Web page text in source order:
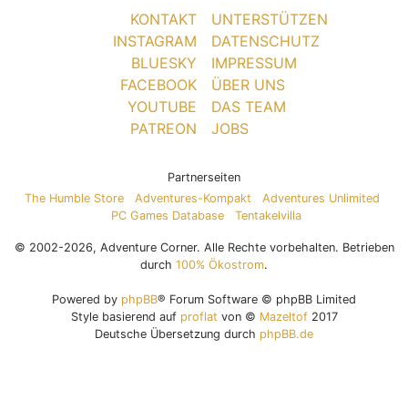
KONTAKT
INSTAGRAM
BLUESKY
FACEBOOK
YOUTUBE
PATREON
UNTERSTÜTZEN
DATENSCHUTZ
IMPRESSUM
ÜBER UNS
DAS TEAM
JOBS
Partnerseiten
The Humble Store
Adventures-Kompakt
Adventures Unlimited
PC Games Database
Tentakelvilla
© 2002-2026, Adventure Corner. Alle Rechte vorbehalten. Betrieben
durch 100% Ökostrom.
Powered by phpBB® Forum Software © phpBB Limited
Style basierend auf proflat von © Mazeltof2017
Deutsche Übersetzung durch phpBB.de